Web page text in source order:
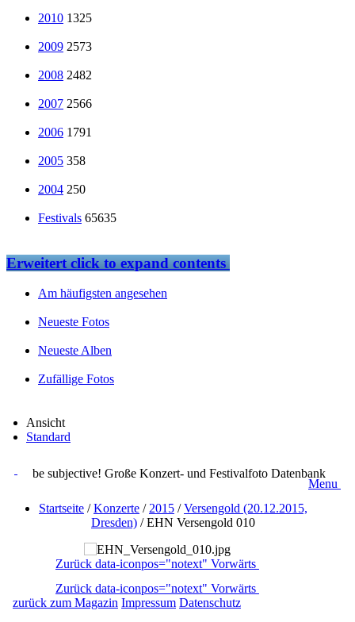
2010 1325
2009 2573
2008 2482
2007 2566
2006 1791
2005 358
2004 250
Festivals 65635
Erweitertclick to expand contents
Am häufigsten angesehen
Neueste Fotos
Neueste Alben
Zufällige Fotos
Ansicht
Standard
be subjective! Große Konzert- und Festivalfoto Datenbank
Menu
Startseite /Konzerte / 2015 /Versengold (20.12.2015,
Dresden) /EHN Versengold 010
Zurück data-iconpos="notext" Vorwärts
Zurück data-iconpos="notext" Vorwärts
zurück zum Magazin Impressum Datenschutz